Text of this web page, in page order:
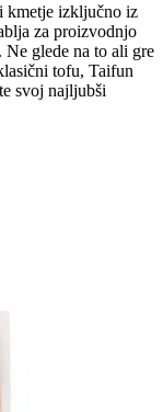
kmetje izključno iz
za proizvodnjo
glede na to ali gre
tofu, Taifun
svoj najljubši